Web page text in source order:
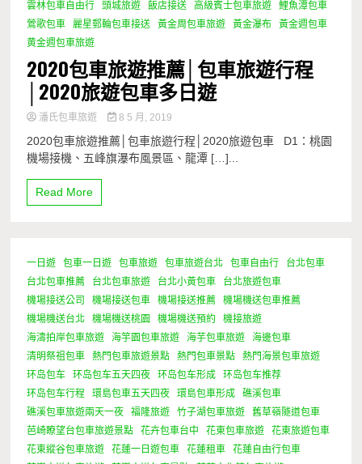
雲林包車自由行
頭城旅遊 飯店接送 高級賓士包車旅遊
鯉魚潭包車
鶯歌包車
麗星郵輪包車接送 黃金周包車旅遊 黃金瀑布
黃金週包車
黄金週包車旅遊
2020包車旅遊推薦│包車旅遊行程
│2020旅遊包車多日遊
潘氏包車旅遊 8 5 月, 2019
2020包車旅遊推薦│包車旅遊行程│2020旅遊包車 D1：桃園
機場接機、五峰旗瀑布風景區、龍潭 […]...
Read More
一日遊 包車一日遊 包車旅遊 包車旅遊台北 包車自由行
台北包車
台北包車推薦
台北包車旅遊 台北小黃包車
台北旅遊包車
機場接送公司
機場接送包車 機場接送推薦
機場機送包車推薦
機場機送台北
機場機送桃園 機場機送預約
機接旅遊
海濤拍岸包車旅遊
海竽園包車旅遊 海芋包車旅遊
海邊包車
清明祭祖包車
熱門包車旅遊景點 熱門包車景點
熱門海景包車旅遊
环岛包车
环岛包车五天四夜 环岛包车形成
环岛包车推荐
环岛包车行程
環島包車五天四夜 環島包車形成
礁溪包車
礁溪包車旅遊兩天一夜
福隆旅遊 竹子湖包車旅遊
舊草嶺隧道包車
芭崎瞭望台包車旅遊景點
花卉包車台中 花東包車旅遊
花東旅遊包車
花東縱谷包車旅遊
花蓮一日遊包車 花蓮租車
花蓮自由行包車